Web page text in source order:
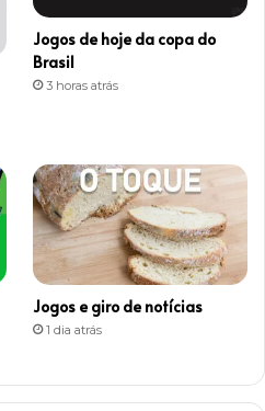
r
a
Jogos de hoje da copa do
Brasil
3 horas atrás
Jogos e giro de notícias
1 dia atrás